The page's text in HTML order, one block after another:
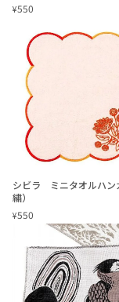
¥550
シビラ ミニタオルハン
繍）
¥550